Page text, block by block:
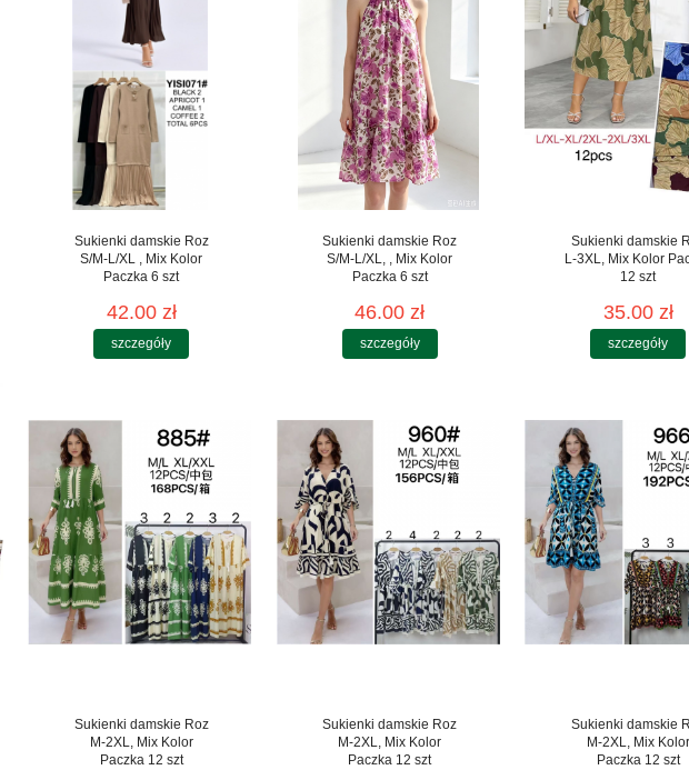
Sukienki damskie Roz
S/M-L/XL , Mix Kolor
Paczka 6 szt
42.00 zł
szczegóły
Sukienki damskie Roz
S/M-L/XL, , Mix Kolor
Paczka 6 szt
46.00 zł
szczegóły
Sukienki damskie
L-3XL, Mix Kolor
12 szt
35.00 zł
szczegóły
Sukienki damskie Roz
M-2XL, Mix Kolor
Paczka 12 szt
Sukienki damskie Roz
M-2XL, Mix Kolor
Paczka 12 szt
Sukienki damskie
M-2XL, Mix Kolor
Paczka 12 szt